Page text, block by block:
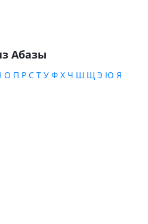
Абазы
О П Р С Т У Ф Х Ч Ш Щ Э Ю Я